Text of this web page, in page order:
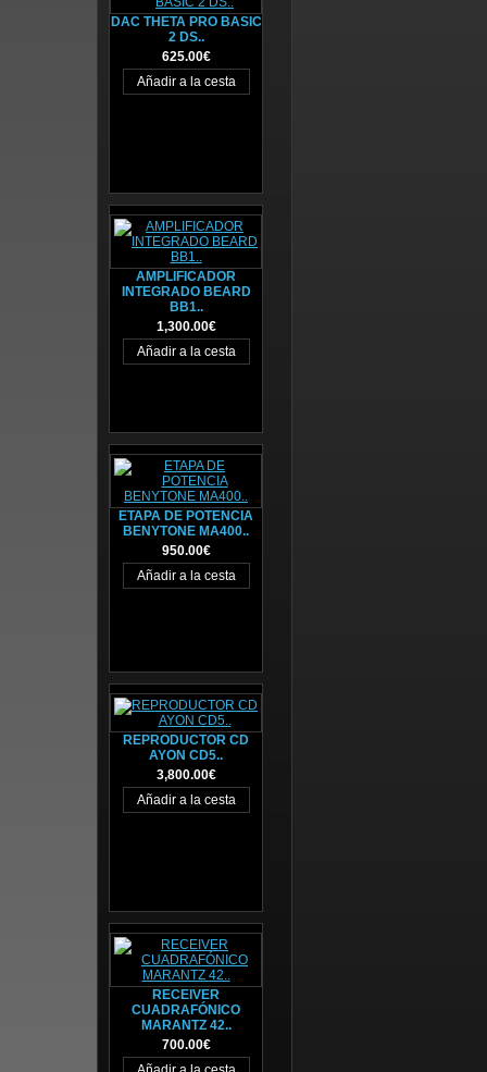
DAC THETA PRO BASIC
2 DS..
625.00€
AMPLIFICADOR
INTEGRADO BEARD
BB1..
1,300.00€
ETAPA DE POTENCIA
BENYTONE MA400..
950.00€
REPRODUCTOR CD
AYON CD5..
3,800.00€
RECEIVER
CUADRAFÓNICO
MARANTZ 42..
700.00€